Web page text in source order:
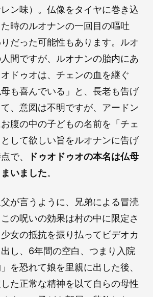
ン味）。仏像をタイヤに巻き込
時のルオナンの一回目の嘔吐
だった可能性もあります。ルオ
間ですが、ルオナンの胎内にあ
ドゥオは、チェンの血を継ぐ
も喜んでいる」と、長老も告げ
、意図は不明ですが、アードン
腹の中の子どもの名前を「チェ
して欲しい旨をルオナンに告げ
で、
ドゥオドゥオの本名は仏母
いました。
が言うように、兄弟による冒涜
の呪いの効果は村の中に限定さ
女の抵抗を振り払ってビデオカ
し、6年間の空白、つまり入院
を恐れて娘を里親に出した後、
た正常な精神を以て自らの母性